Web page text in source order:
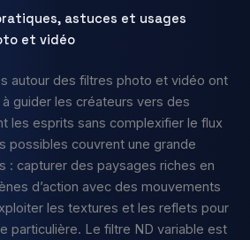
astuces et usages
et vidéo
autour des filtres photo et vidéo ont
guider les créateurs vers des
les esprits sans complexifier le flux
possibles couvrent une grande
: capturer des paysages riches en
d’action avec des mouvements
les textures et les reflets pour
particulière. Le filtre ND variable est